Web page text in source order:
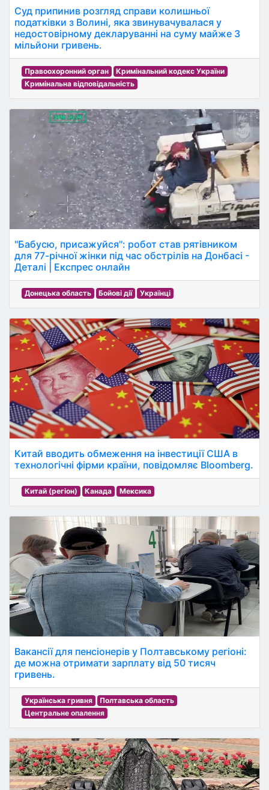
Суд припинив розгляд справи колишньої
податківки з Волині, яка звинувачувалася у
недостовірному декларуванні на суму майже 3
мільйони гривень.
Правоохоронний орган
Кримінальний кодекс України
Кримінальна відповідальність
"Бабусю, присажуйся": робот став рятівником
для 77-річної жінки під час обстрілів на Донбасі -
Деталі | Експрес онлайн
Донецька область Бойові дії Українці
Китай вводить обмеження на інвестиції США в
технологічні фірми країни, повідомляє Bloomberg.
Китай (регіон) Канада Мексика
Вакансії для пенсіонерів у Полтавському регіоні:
де можна отримати зарплату від 50 тисяч
гривень.
Українська гривня
Полтавська область
Центральне опалення